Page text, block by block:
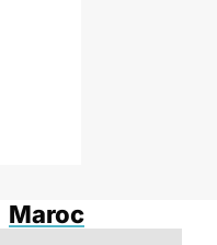
Maroc